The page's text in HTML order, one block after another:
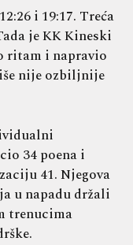
i 19:17. Treća
je KK Kineski
ritam i napravio
nije ozbiljnije
34 poena i
41. Njegova
u napadu držali
trenucima